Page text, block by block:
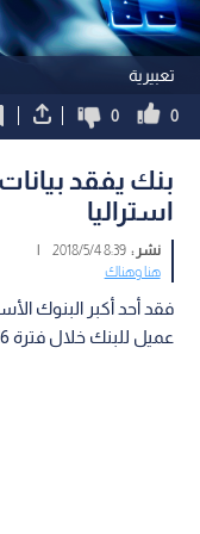
تعبيرية
0
0
استراليا
نشر :8:39 2018/5/4
|
هنا وهناك
عميل للبنك خلال فترة 16 عاما.